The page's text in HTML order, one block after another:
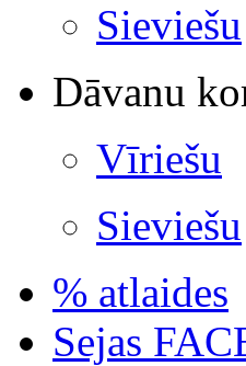
Sieviešu
Dāvanu
Vīriešu
Sieviešu
% atlaides
Sejas